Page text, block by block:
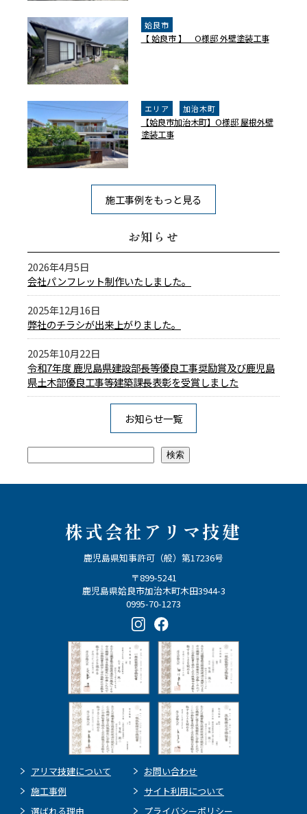
姶良市
【 姶良市 】 O様邸 外壁塗装工事
エリア 加治木町
【姶良市加治木町】O様邸 屋根外壁
塗装工事
施工事例をもっと見る
お知らせ
2026年4月5日
会社パンフレット制作いたしました。
2025年12月16日
弊社のチラシが出来上がりました。
2025年10月22日
令和7年度 鹿児島県建設部長等優良工事奨励賞及び鹿児島
県土木部優良工事等建築課長表彰を受賞しました
お知らせ一覧
検索
株式会社アリマ技建
鹿児島県知事許可（般）第17236号
〒899-5241
鹿児島県姶良市加治木町木田3944-3
0995-70-1273
アリマ技建について
施工事例
選ばれる理由
お問い合わせ
サイト利用について
プライバシーポリシー